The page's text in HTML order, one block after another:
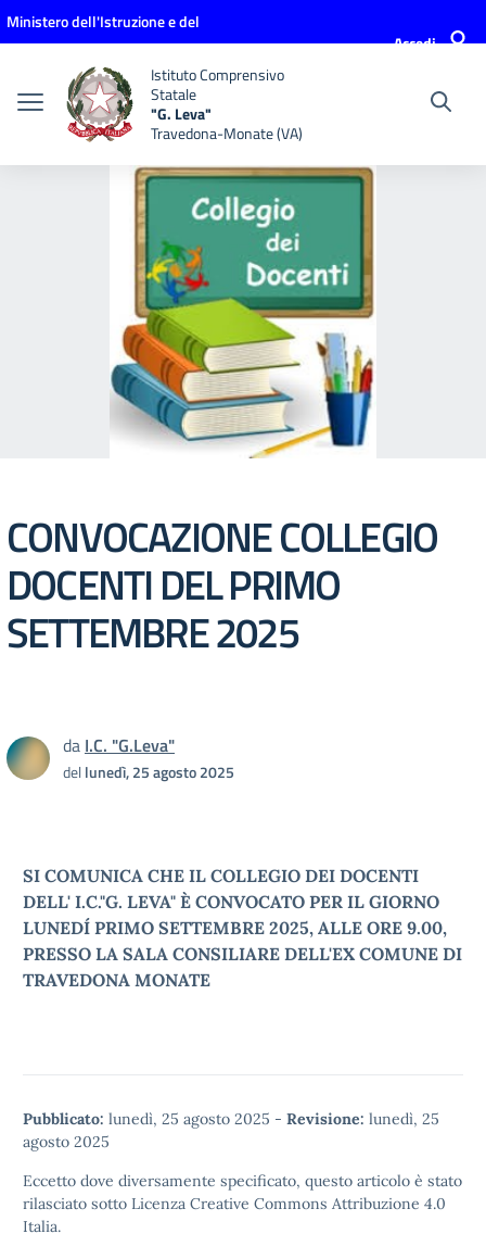
Vai ai contenuti
Vai al menu di navigazione
Vai al footer
Ministero dell'Istruzione e del
Accedi
Istituto Comprensivo
Statale
"G. Leva"
Travedona-Monate (VA)
CONVOCAZIONE COLLEGIO
DOCENTI DEL PRIMO
SETTEMBRE 2025
da I.C. "G.Leva"
dellunedì, 25 agosto 2025
SI COMUNICA CHE IL COLLEGIO DEI DOCENTI
DELL' I.C."G. LEVA" È CONVOCATO PER IL GIORNO
LUNEDÍ PRIMO SETTEMBRE 2025, ALLE ORE 9.00,
PRESSO LA SALA CONSILIARE DELL'EX COMUNE DI
TRAVEDONA MONATE
Pubblicato: lunedì, 25 agosto 2025 - Revisione: lunedì, 25
agosto 2025
Eccetto dove diversamente specificato, questo articolo è stato
rilasciato sotto Licenza Creative Commons Attribuzione 4.0
Italia.